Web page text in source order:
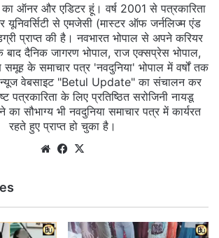
ऑनर और एडिटर हूं। वर्ष 2001 से पत्रकारिता
से एमजेसी (मास्टर ऑफ जर्नलिज्म एंड
प्राप्त की है। नवभारत भोपाल से अपने करियर
दैनिक जागरण भोपाल, राज एक्सप्रेस भोपाल,
के समाचार पत्र 'नवदुनिया' भोपाल में वर्षों तक
वेबसाइट "Betul Update" का संचालन कर
पत्रकारिता के लिए प्रतिष्ठित सरोजिनी नायडू
का सौभाग्य भी नवदुनिया समाचार पत्र में कार्यरत
रहते हुए प्राप्त हो चुका है।
WebsiteFacebook